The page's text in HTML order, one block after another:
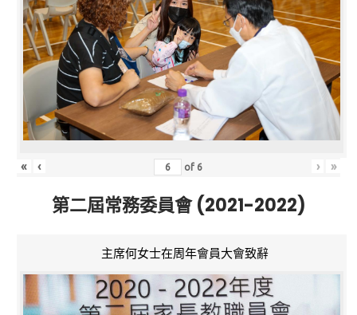
« ‹ of 6 › »
第二屆常務委員會 (2021-2022)
主席何女士在周年會員大會致辭